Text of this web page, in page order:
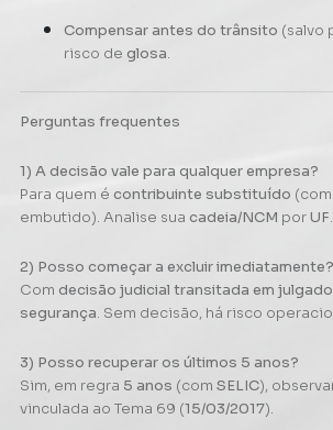
Compensar antes do trânsito (salvo
risco de glosa.
Perguntas frequentes
1) A decisão vale para qualquer empresa?
Para quem é contribuinte substituído
embutido). Analise sua cadeia/NCM porUF.
2) Posso começar a excluir imediatamente?
Com decisão judicial transitada em julgado
segurança. Sem decisão, há risco
3) Posso recuperar os últimos 5 anos?
Sim, em regra 5 anos (com SELIC),
vinculada ao Tema 69 (15/03/2017).